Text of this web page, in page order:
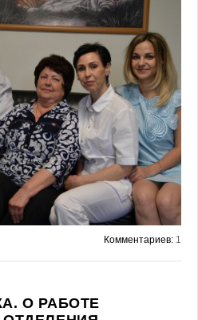
Комментариев: 1
О РАБОТЕ